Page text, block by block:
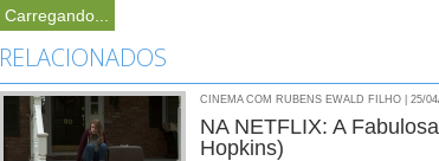
Carregando...
RELACIONADOS
CINEMA COM RUBENS EWALD FILHO | 25/
NA NETFLIX: A
Hopkins)